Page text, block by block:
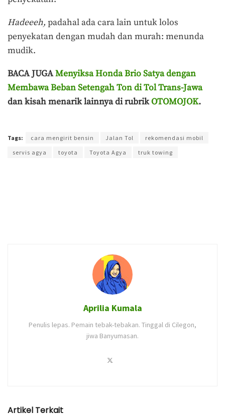
Hadeeeh, padahal ada cara lain untuk lolos
penyekatan dengan mudah dan murah: menunda
mudik.
BACA JUGAMenyiksa Honda Brio Satya dengan
Membawa Beban Setengah Ton di Tol Trans-Jawa
dan kisah menarik lainnya di rubrikOTOMOJOK.
Tags: cara mengirit bensin Jalan Tol
rekomendasi mobil
servis agya
toyota Toyota Agya truk towing
Aprilia Kumala
Penulis lepas. Pemain tebak-tebakan. Tinggal di Cilegon,
jiwa Banyumasan.
Artikel Terkait